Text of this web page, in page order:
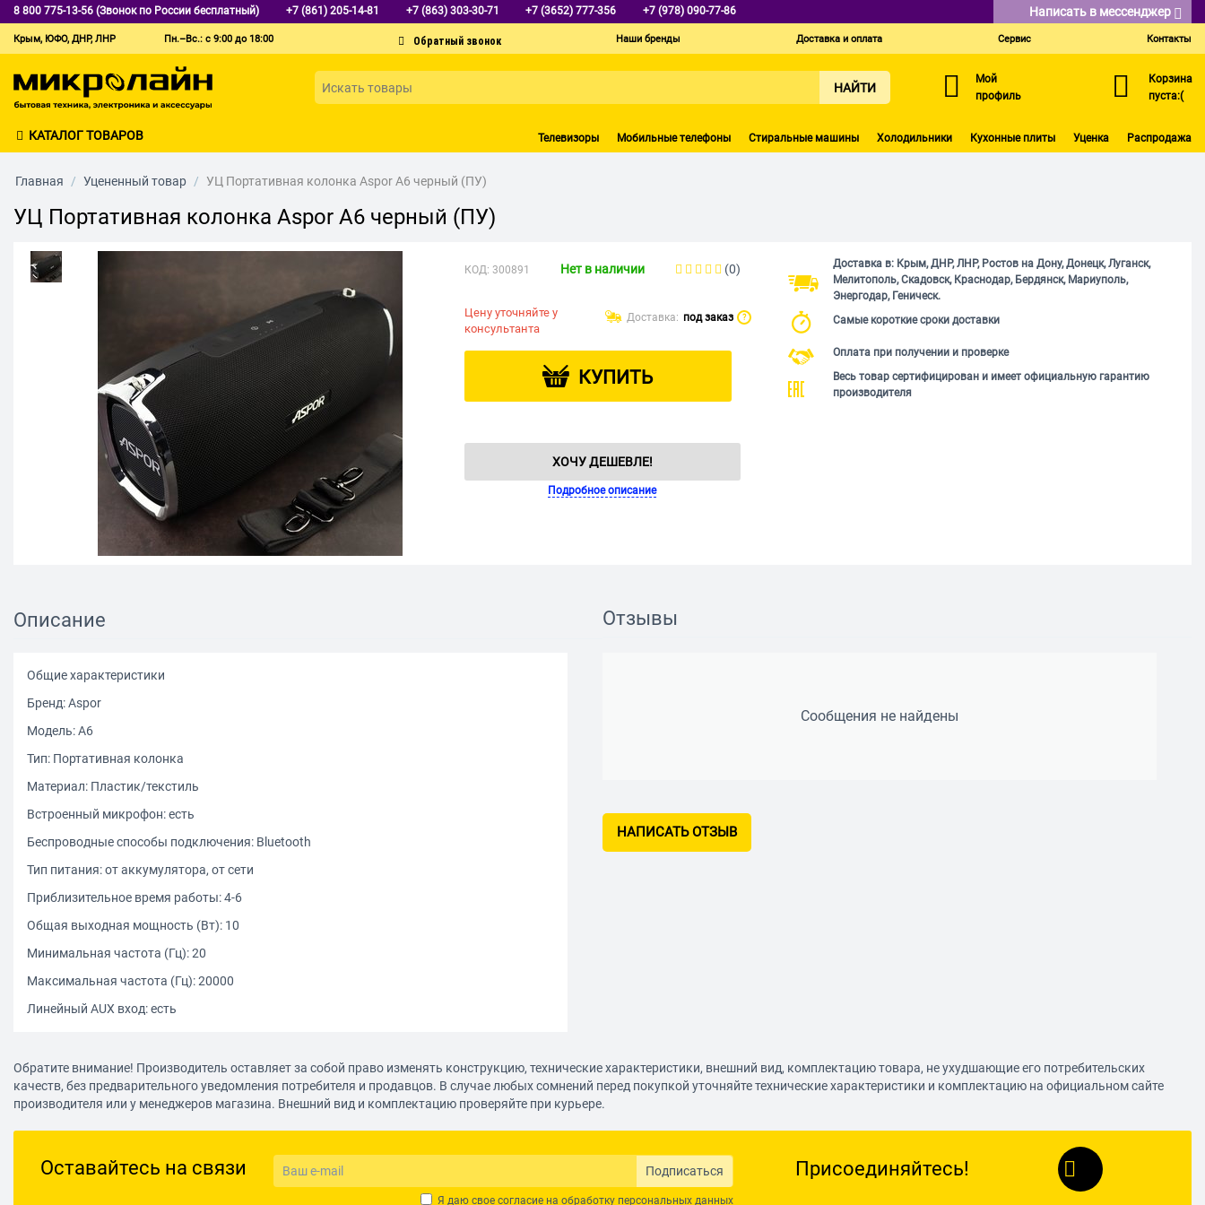
8 800 775-13-56 (Звонок по России бесплатный) +7 (861) 205-14-81 +7 (863) 303-30-71 +7 (3652) 777-356 +7 (978) 090-77-86 Написать в мессенджер
Крым, ЮФО, ДНР, ЛНР Пн.–Вс.: с 9:00 до 18:00 Наши бренды Доставка и оплата Сервис Контакты
НАЙТИ
Мой
профиль
Корзина
пуста:(
КАТАЛОГ ТОВАРОВ Телевизоры Мобильные телефоны Стиральные машины Холодильники Кухонные плиты Уценка Распродажа
Главная / Уцененный товар / УЦ Портативная колонка Aspor A6 черный (ПУ)
УЦ Портативная колонка Aspor A6 черный (ПУ)
КОД: 300891 Нет в наличии (0)
Цену уточняйте у
консультанта
Доставка: под заказ ?
КУПИТЬ
ХОЧУ ДЕШЕВЛЕ!
Подробное описание
Доставка в: Крым, ДНР, ЛНР, Ростов на Дону, Донецк, Луганск,
Мелитополь, Скадовск, Краснодар, Бердянск, Мариуполь,
Энергодар, Геническ.
Самые короткие сроки доставки
Оплата при получении и проверке
Весь товар сертифицирован и имеет официальную гарантию
производителя
Описание
Общие характеристики
Бренд: Aspor
Модель: A6
Тип: Портативная колонка
Материал: Пластик/текстиль
Встроенный микрофон: есть
Беспроводные способы подключения: Bluetooth
Тип питания: от аккумулятора, от сети
Приблизительное время работы: 4-6
Общая выходная мощность (Вт): 10
Минимальная частота (Гц): 20
Максимальная частота (Гц): 20000
Линейный AUX вход: есть
Отзывы
Сообщения не найдены
НАПИСАТЬ ОТЗЫВ
Обратите внимание! Производитель оставляет за собой право изменять конструкцию, технические характеристики, внешний вид, комплектацию товара, не ухудшающие его потребительских
качеств, без предварительного уведомления потребителя и продавцов. В случае любых сомнений перед покупкой уточняйте технические характеристики и комплектацию на официальном сайте
производителя или у менеджеров магазина. Внешний вид и комплектацию проверяйте при курьере.
Оставайтесь на связи Подписаться
Я даю свое согласие на обработку персональных данных
Присоединяйтесь!